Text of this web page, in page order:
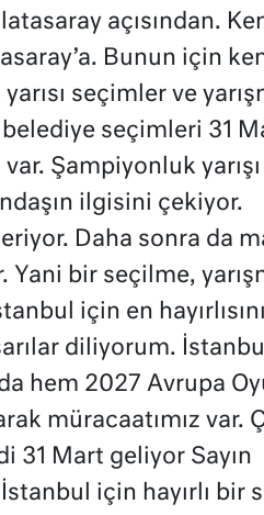
açısından.
Bunun için
seçimler ve
seçimleri 31
Şampiyonluk
ilgisini çekiyor.
Daha sonra da
Yani bir seçilme,
için en hayırlısını
diliyorum.
hem 2027 Avrupa
müracaatımız var.
31 Mart geliyor Sayın
için hayırlı bir